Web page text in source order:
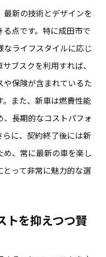
新の技術とデザインを
点です。特に成田市で
ライフスタイルに応じ
ブスクを利用すれば、
保険が含まれているた
また、新車は燃費性能
長期的なコストパフォ
に、契約終了後には新
め、常に最新の車を楽し
って非常に魅力的な選
トを抑えつつ賢